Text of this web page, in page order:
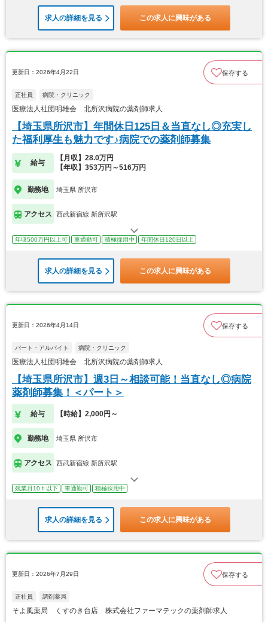
求人の詳細を見る この求人に興味がある
更新日：2026年4月22日 保存する
正社員 病院・クリニック
医療法人社団明雄会 北所沢病院の薬剤師求人
【埼玉県所沢市】年間休日125日＆当直なし◎充実し
た福利厚生も魅力です♪病院での薬剤師募集
給与
【月収】28.0万円
【年収】353万円～516万円
勤務地 埼玉県 所沢市
アクセス 西武新宿線 新所沢駅
年収500万円以上可 車通勤可 積極採用中 年間休日120日以上
求人の詳細を見る この求人に興味がある
更新日：2026年4月14日 保存する
パート・アルバイト 病院・クリニック
医療法人社団明雄会 北所沢病院の薬剤師求人
【埼玉県所沢市】週3日～相談可能！当直なし◎病院
薬剤師募集！＜パート＞
給与 【時給】2,000円～
勤務地 埼玉県 所沢市
アクセス 西武新宿線 新所沢駅
残業月10ｈ以下 車通勤可 積極採用中
求人の詳細を見る この求人に興味がある
更新日：2026年7月29日 保存する
正社員 調剤薬局
そよ風薬局 くすのき台店 株式会社ファーマテックの薬剤師求人